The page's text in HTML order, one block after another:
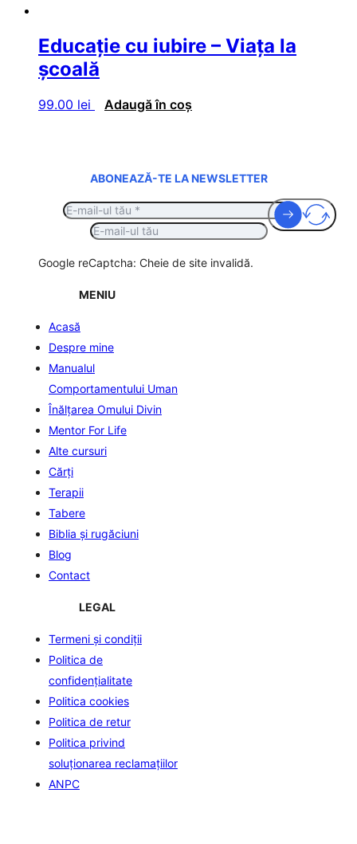
Educaţie cu iubire – Viaţa la
şcoală
99.00 lei Adaugă în coș
ABONEAZĂ-TE LA NEWSLETTER
Google reCaptcha: Cheie de site invalidă.
MENIU
Acasă
Despre mine
Manualul
Comportamentului Uman
Înălţarea Omului Divin
Mentor For Life
Alte cursuri
Cărți
Terapii
Tabere
Biblia şi rugăciuni
Blog
Contact
LEGAL
Termeni și condiții
Politica de
confidenţialitate
Politica cookies
Politica de retur
Politica privind
soluționarea reclamațiilor
ANPC